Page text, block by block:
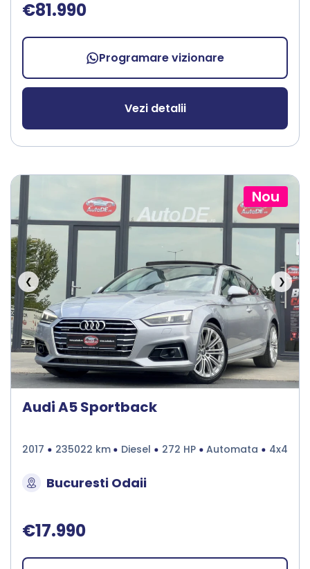
€81.990
Programare vizionare
Vezi detalii
Nou
❮ ❯
Audi A5 Sportback
2017 235022 km Diesel 272 HP Automata 4x4
Bucuresti Odaii
€17.990